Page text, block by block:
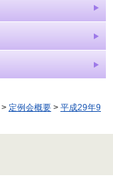
> 定例会概要 > 平成29年9